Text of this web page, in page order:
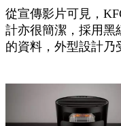
從宣傳影片可見，
計亦很簡潔，採用黑
的資料，外型設計乃